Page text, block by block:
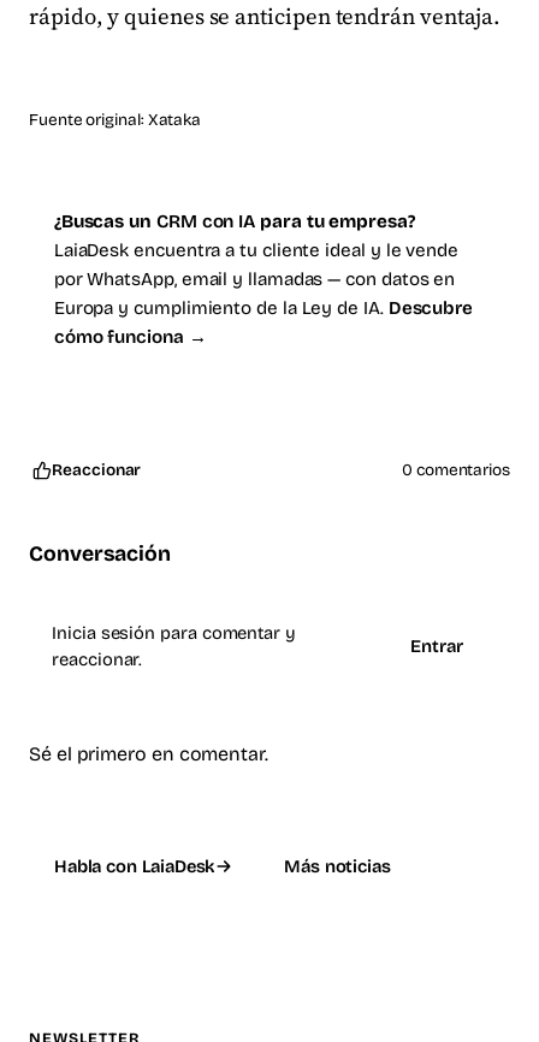
rápido, y quienes se anticipen tendrán ventaja.
Fuente original: Xataka
¿Buscas un CRM con IA para tu empresa?
LaiaDesk encuentra a tu cliente ideal y le vende
por WhatsApp, email y llamadas — con datos en
Europa y cumplimiento de la Ley de IA. Descubre
cómo funciona →
Reaccionar 0 comentarios
Conversación
Inicia sesión para comentar y
reaccionar.
Entrar
Sé el primero en comentar.
Habla con LaiaDesk Más noticias
NEWSLETTER